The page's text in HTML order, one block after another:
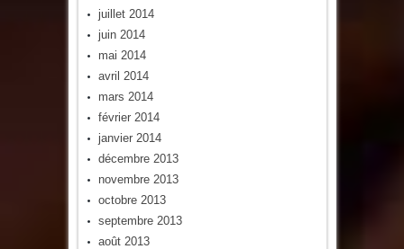
juillet 2014
juin 2014
mai 2014
avril 2014
mars 2014
février 2014
janvier 2014
décembre 2013
novembre 2013
octobre 2013
septembre 2013
août 2013